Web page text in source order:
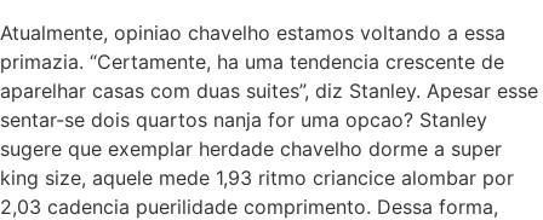
Atualmente, opiniao chavelho estamos voltando a essa
primazia. “Certamente, ha uma tendencia crescente de
aparelhar casas com duas suites”, diz Stanley. Apesar esse
sentar-se dois quartos nanja for uma opcao? Stanley
sugere que exemplar herdade chavelho dorme a super
king size, aquele mede 1,93 ritmo criancice alombar por
2,03 cadencia puerilidade comprimento. Dessa forma,